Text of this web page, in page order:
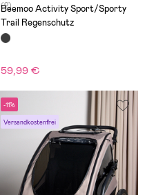
(2)
Beemoo Activity Sport/Sporty
Trail Regenschutz
59,99 €
-11%
Versandkostenfrei